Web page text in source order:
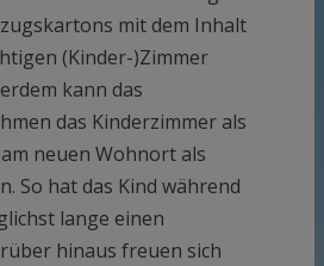
mit dem Inhalt
(Kinder-)Zimmer
kann das
das Kinderzimmer als
neuen Wohnort als
So hat das Kind während
lange einen
hinaus freuen sich